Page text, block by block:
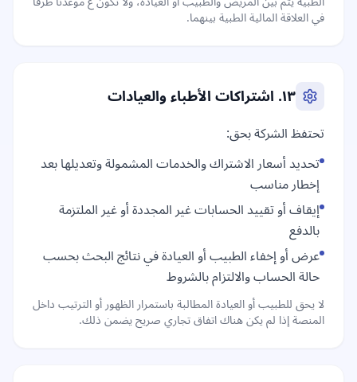
في العلاقة المالية الطبية بينهما.
١٣. اشتراكات الأطباء والعيادات
تحتفظ الشركة بحق:
تحديد أسعار الاشتراك والخدمات المشمولة وتعديلها بعد
إخطار مناسب
إيقاف أو تقييد الحسابات غير المجددة أو غير الملتزمة
بالدفع
عرض أو إخفاء الطبيب أو العيادة في نتائج البحث بحسب
حالة الحساب والالتزام بالشروط
لا يحق للطبيب أو العيادة المطالبة باستمرار الظهور أو الترتيب داخل
المنصة إذا لم يكن هناك اتفاق تجاري صريح يضمن ذلك.